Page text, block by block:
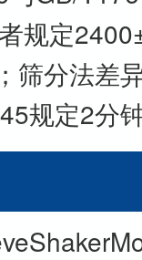
规定
筛分法差
规定2分